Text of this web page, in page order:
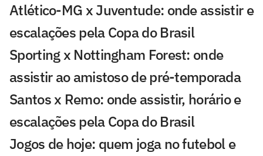
Atlético-MG x Juventude: onde assistir e
escalações pela Copa do Brasil
Sporting x Nottingham Forest: onde
assistir ao amistoso de pré-temporada
Santos x Remo: onde assistir, horário e
escalações pela Copa do Brasil
Jogos de hoje: quem joga no futebol e